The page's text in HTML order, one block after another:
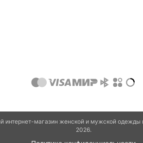
интернет-магазин женской и мужской
2026.